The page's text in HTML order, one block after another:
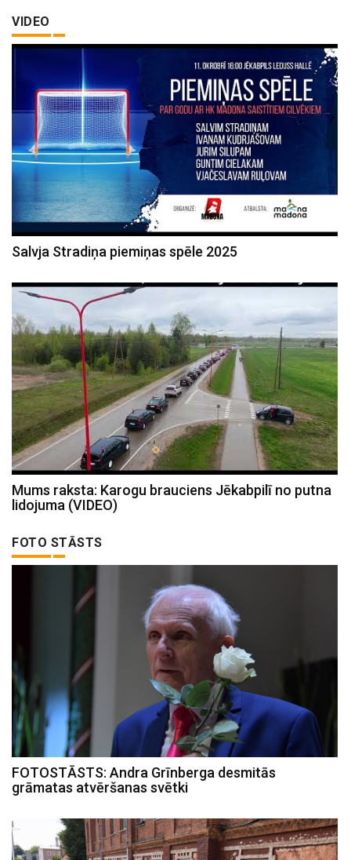
VIDEO
Salvja Stradiņa piemiņas spēle 2025
Mums raksta: Karogu brauciens Jēkabpilī no putna
lidojuma (VIDEO)
FOTO STĀSTS
FOTOSTĀSTS: Andra Grīnberga desmitās
grāmatas atvēršanas svētki